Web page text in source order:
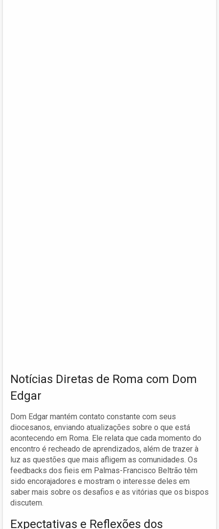
Notícias Diretas de Roma com Dom
Edgar
Dom Edgar mantém contato constante com seus
diocesanos, enviando atualizações sobre o que está
acontecendo em Roma. Ele relata que cada momento do
encontro é recheado de aprendizados, além de trazer à
luz as questões que mais afligem as comunidades. Os
feedbacks dos fieis em Palmas-Francisco Beltrão têm
sido encorajadores e mostram o interesse deles em
saber mais sobre os desafios e as vitórias que os bispos
discutem.
Expectativas e Reflexões dos